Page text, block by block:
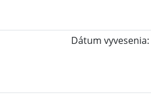
Dátum vyvesenia: